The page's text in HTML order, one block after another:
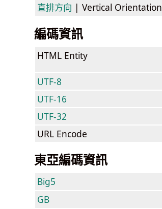
直排方向 | Vertical Orientation
編碼資訊
HTML Entity
UTF-8
UTF-16
UTF-32
URL Encode
東亞編碼資訊
Big5
GB